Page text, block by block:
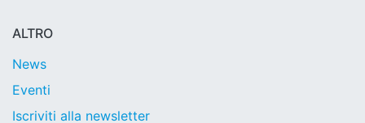
ALTRO
News
Eventi
Iscriviti alla newsletter